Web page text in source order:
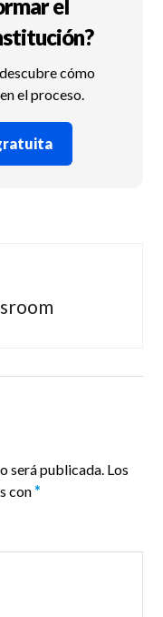
el
cómo
el proceso.
será publicada. Los
con*